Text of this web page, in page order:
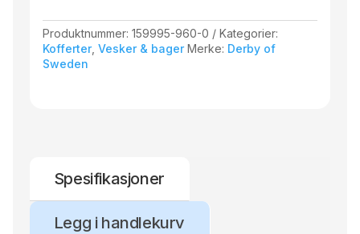
Produktnummer:159995-960-0
Kategorier:
Kofferter,Vesker & bager Merke: Derby of
Sweden
Spesifikasjoner
Legg i handlekurv